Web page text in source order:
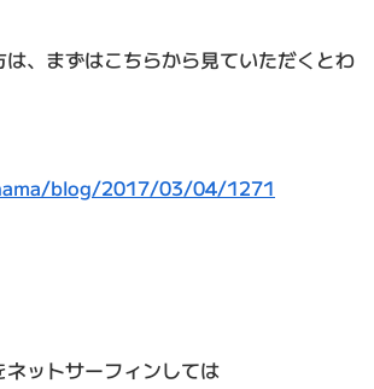
、まずはこちらから見ていただくとわ
blog/2017/03/04/1271
ットサーフィンしては